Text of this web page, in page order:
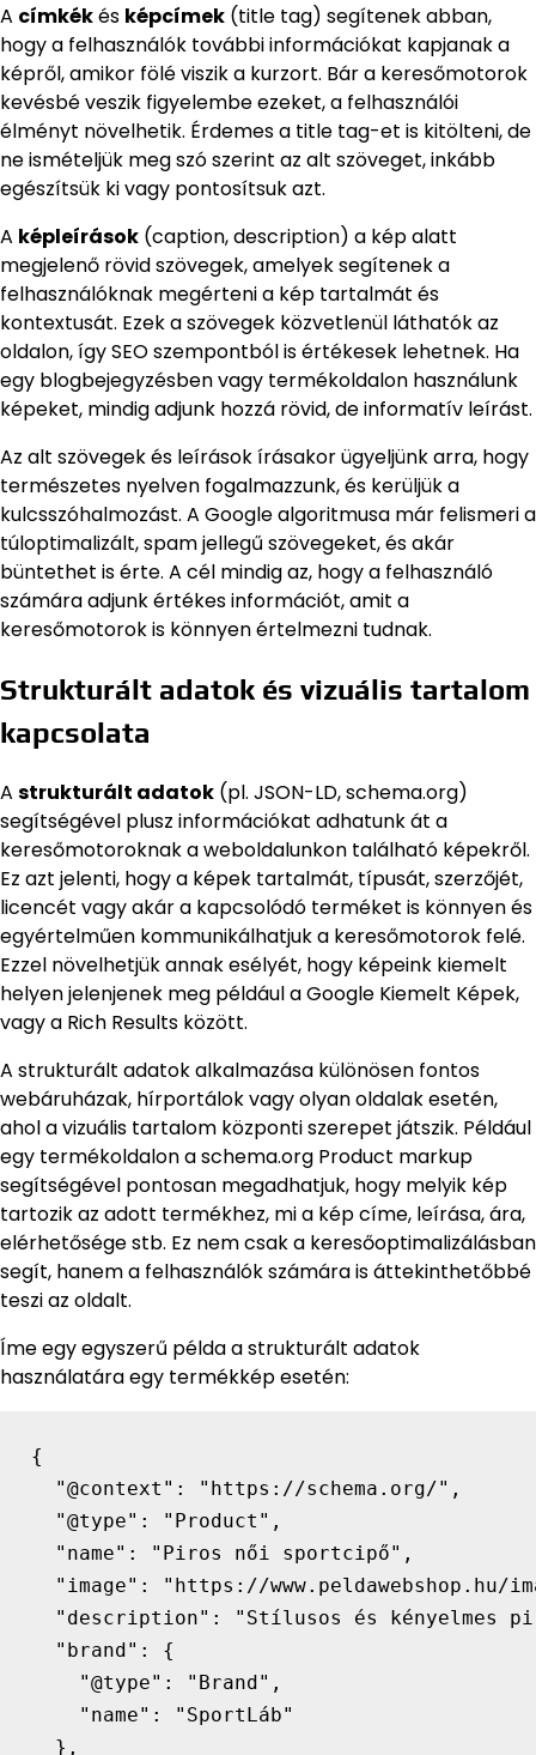
A címkékés képcímek (title tag) segítenek abban,
hogy a felhasználók további információkat kapjanak a
képről, amikor fölé viszik a kurzort. Bár a keresőmotorok
kevésbé veszik figyelembe ezeket, a felhasználói
élményt növelhetik. Érdemes a title tag-et is kitölteni, de
ne ismételjük meg szó szerint az alt szöveget, inkább
egészítsük ki vagy pontosítsuk azt.
A képleírások (caption, description) a kép alatt
megjelenő rövid szövegek, amelyek segítenek a
felhasználóknak megérteni a kép tartalmát és
kontextusát. Ezek a szövegek közvetlenül láthatók az
oldalon, így SEO szempontból is értékesek lehetnek. Ha
egy blogbejegyzésben vagy termékoldalon használunk
képeket, mindig adjunk hozzá rövid, de informatív leírást.
Az alt szövegek és leírások írásakor ügyeljünk arra, hogy
természetes nyelven fogalmazzunk, és kerüljük a
kulcsszóhalmozást. A Google algoritmusa már felismeri a
túloptimalizált, spam jellegű szövegeket, és akár
büntethet is érte. A cél mindig az, hogy a felhasználó
számára adjunk értékes információt, amit a
keresőmotorok is könnyen értelmezni tudnak.
Strukturált adatok és vizuális tartalom
kapcsolata
A strukturált adatok (pl. JSON-LD, schema.org)
segítségével plusz információkat adhatunk át a
keresőmotoroknak a weboldalunkon található képekről.
Ez azt jelenti, hogy a képek tartalmát, típusát, szerzőjét,
licencét vagy akár a kapcsolódó terméket is könnyen és
egyértelműen kommunikálhatjuk a keresőmotorok felé.
Ezzel növelhetjük annak esélyét, hogy képeink kiemelt
helyen jelenjenek meg például a Google Kiemelt Képek,
vagy a Rich Results között.
A strukturált adatok alkalmazása különösen fontos
webáruházak, hírportálok vagy olyan oldalak esetén,
ahol a vizuális tartalom központi szerepet játszik. Például
egy termékoldalon a schema.org Product markup
segítségével pontosan megadhatjuk, hogy melyik kép
tartozik az adott termékhez, mi a kép címe, leírása, ára,
elérhetősége stb. Ez nem csak a keresőoptimalizálásban
segít, hanem a felhasználók számára is áttekinthetőbbé
teszi az oldalt.
Íme egy egyszerű példa a strukturált adatok
használatára egy termékkép esetén:
{
  "@context": "https://schema.org/",
  "@type": "Product",
  "name": "Piros női sportcipő",
"image": "https://www.peldawebshop.hu/
"description": "Stílusos és kényelmes
  "brand": {
    "@type": "Brand",
    "name": "SportLáb"
  },